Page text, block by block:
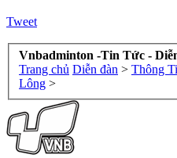
Tweet
Vnbadminton -Tin Tức -
Trang chủ Diễn đàn > Thông
Lông >